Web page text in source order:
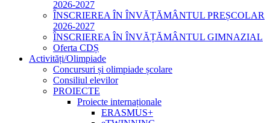
2026-2027
ÎNSCRIEREA ÎN ÎNVĂȚĂMÂNTUL PREȘCOLAR
2026-2027
ÎNSCRIEREA ÎN ÎNVĂȚĂMÂNTUL GIMNAZIAL
Oferta CDȘ
Activități/Olimpiade
Concursuri și olimpiade școlare
Consiliul elevilor
PROIECTE
Proiecte internaționale
ERASMUS+